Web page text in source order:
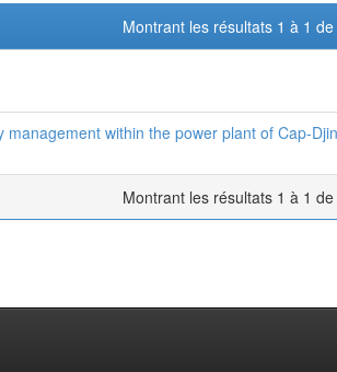
Montrant les résultats 1 à 1 de
within the power plant of Cap-
Montrant les résultats 1 à 1 de